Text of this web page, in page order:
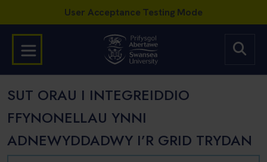
SUT ORAU I INTEGREIDDIO
FFYNONELLAU YNNI
ADNEWYDDADWY I’R GRID TRYDAN